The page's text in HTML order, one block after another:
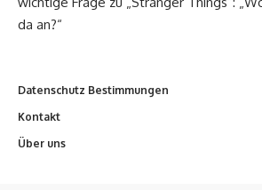
da an?“
Datenschutz Bestimmungen
Kontakt
Über uns